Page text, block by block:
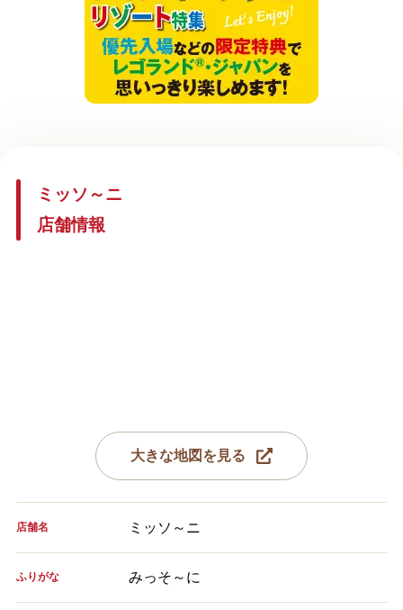
ミッソ～ニ
店舗情報
大きな地図を見る
店舗名 ミッソ～ニ
ふりがな みっそ～に